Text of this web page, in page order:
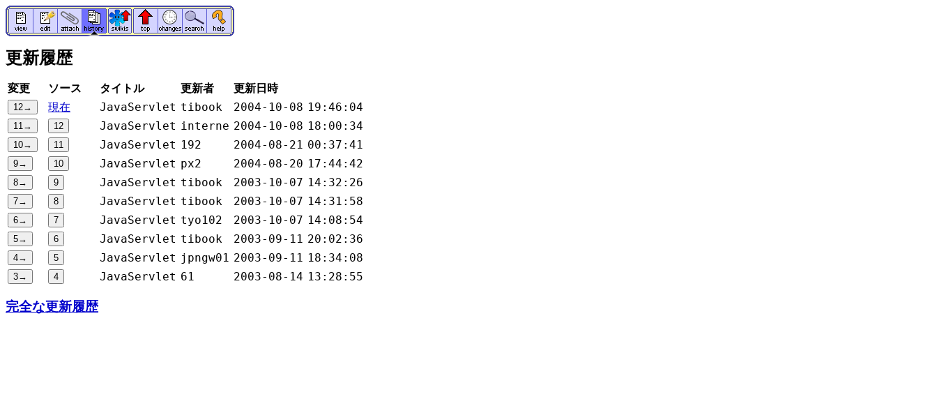
更新履歴
変更 ソース タイトル 更新者
更新日時
現在
JavaServlet tibook 2004-10-08 19:46:04
JavaServlet interne 2004-10-08 18:00:34
JavaServlet 192 2004-08-21 00:37:41
JavaServlet px2 2004-08-20 17:44:42
JavaServlet tibook 2003-10-07 14:32:26
JavaServlet tibook 2003-10-07 14:31:58
JavaServlet tyo102 2003-10-07 14:08:54
JavaServlet tibook 2003-09-11 20:02:36
JavaServlet jpngw01 2003-09-11 18:34:08
JavaServlet 61 2003-08-14 13:28:55
完全な更新履歴